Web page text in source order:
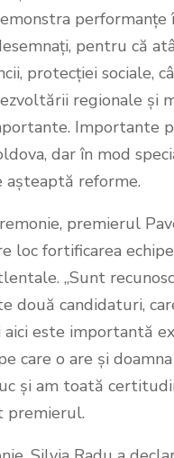
performanțe
pentru că
protecției sociale,
regionale și
Importante
dar în mod
așteaptă reforme.
premierul
loc fortificarea
„Sunt
două candidaturi,
aici este importantă
care o are și
și am toată
premierul.